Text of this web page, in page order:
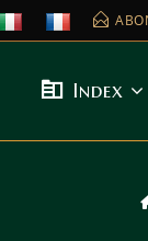
Index